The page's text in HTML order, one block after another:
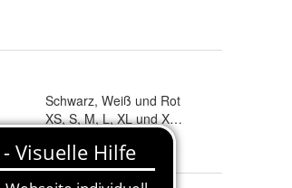
Schwarz, Weiß und Rot
XS, S, M, L, XL und XXL